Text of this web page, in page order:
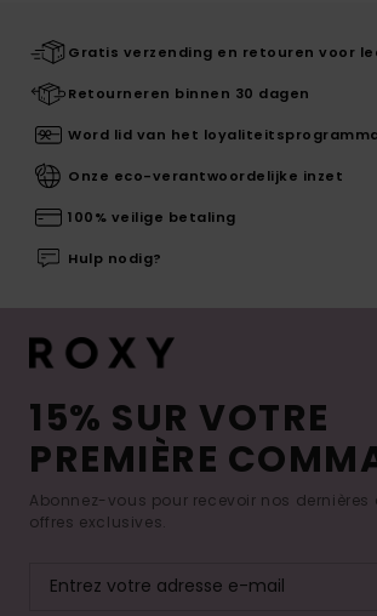
Gratis verzending en retouren voor
Retourneren binnen 30 dagen
Word lid van het
Onze eco-verantwoordelijke inzet
100% veilige betaling
Hulp nodig?
15% SUR VOTRE
PREMIÈRE
Abonnez-vous pour recevoir nos dernières
offres exclusives.